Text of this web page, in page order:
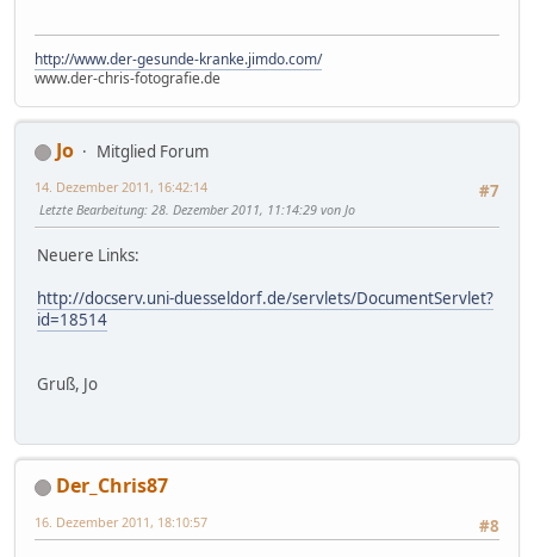
http://www.der-gesunde-kranke.jimdo.com/
www.der-chris-fotografie.de
Jo
Mitglied Forum
#7
14. Dezember 2011, 16:42:14
Letzte Bearbeitung: 28. Dezember 2011, 11:14:29 von Jo
Neuere Links:
http://docserv.uni-duesseldorf.de/servlets/DocumentServlet?
id=18514
Gruß, Jo
Der_Chris87
#8
16. Dezember 2011, 18:10:57